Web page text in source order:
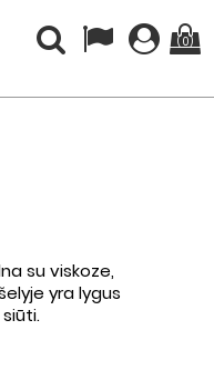
(0)
su viskoze,
yra lygus